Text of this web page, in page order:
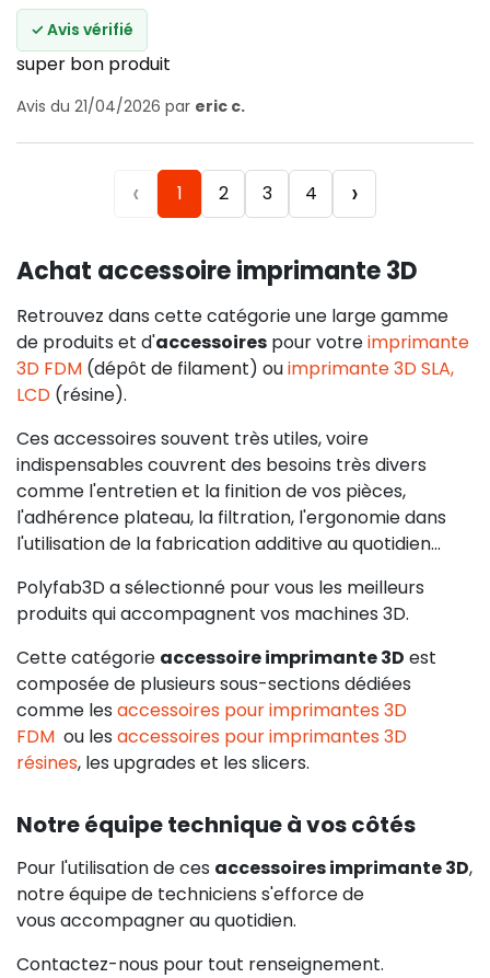
✓ Avis vérifié
super bon produit
Avis du 21/04/2026 par eric c.
‹ 1 2 3 4 ›
Achat accessoire imprimante 3D
Retrouvez dans cette catégorie une large gamme
de produits et d'accessoires pour votreimprimante
3D FDM (dépôt de filament) ouimprimante 3D SLA,
LCD (résine).
Ces accessoires souvent très utiles, voire
indispensables couvrent des besoins très divers
comme l'entretien et la finition de vos pièces,
l'adhérence plateau, la filtration, l'ergonomie dans
l'utilisation de la fabrication additive au quotidien...
Polyfab3D a sélectionné pour vous les meilleurs
produits qui accompagnent vos machines 3D.
Cette catégorie accessoire imprimante 3D est
composée de plusieurs sous-sections dédiées
comme les accessoires pour imprimantes 3D
FDM ou les accessoires pour imprimantes 3D
résines, les upgrades et les slicers.
Notre équipe technique à vos côtés
Pour l'utilisation de ces accessoires imprimante 3D,
notre équipe de techniciens s'efforce de
vous accompagner au quotidien.
Contactez-nous pour tout renseignement.